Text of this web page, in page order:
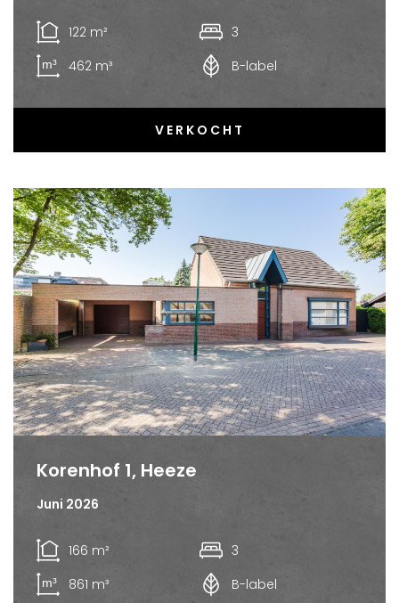
122 m²
3
462 m³
B-label
VERKOCHT
Korenhof 1, Heeze
Juni 2026
166 m²
3
861 m³
B-label